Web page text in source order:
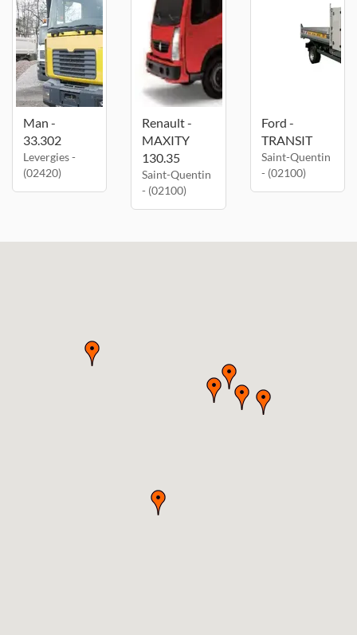
Man -
33.302
Levergies -
(02420)
Renault -
MAXITY
130.35
Saint-Quentin
- (02100)
Ford -
TRANSIT
Saint-Quentin
- (02100)